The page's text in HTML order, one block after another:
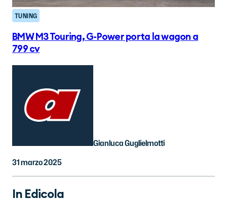
TUNING
BMW M3 Touring, G-Power porta la wagon a
799 cv
Gianluca Guglielmotti
31 marzo 2025
In Edicola